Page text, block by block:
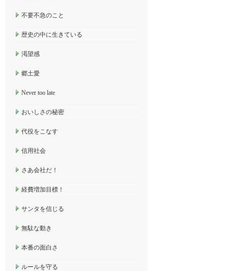
不要不急のこと
歴史の中に生きている
渇望感
郷土愛
Never too late
おいしさの秘密
代役をこなす
信用社会
さあ会社だ！
経費増加目標！
サンタを信じる
無駄な動き
本番の面白さ
ルールを守る